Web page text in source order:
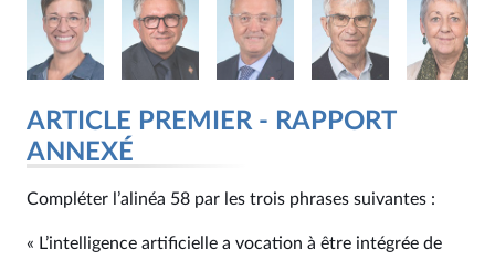
ARTICLE PREMIER - RAPPORT
ANNEXÉ
Compléter l’alinéa 58 par les trois phrases suivantes :
« L’intelligence artificielle a vocation à être intégrée de